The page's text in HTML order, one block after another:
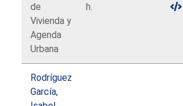
de
Vivienda y
Agenda
Urbana
h.
Rodríguez
García,